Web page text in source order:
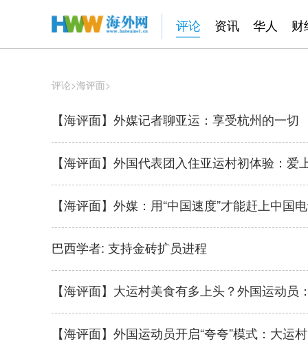
评论 资讯 华人 财
评论>海评面>
【海评面】外媒记者聊亚运：享受杭州的一切
【海评面】外国代表团入住亚运村初体验：爱
【海评面】外媒：用“中国速度”才能赶上中国
巴西学者: 支持金砖扩员进程
【海评面】大运村美食有多上头？外国运动员
【海评面】外国运动员开启“夸夸”模式：大运